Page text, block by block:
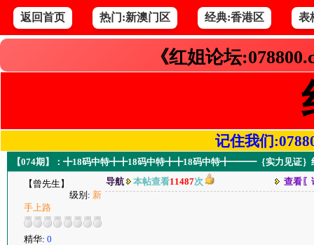
返回首页 热门:新澳门区 经典:香港区 表
《红姐论坛
记住我们
【074期】：╋18码中特╋╋18码中特╋╋18码中特╋━━━｛实力见证｝
【曾先生】
级别: 新
手上路
精华: 0
导航 本帖查看11487次 查看〖